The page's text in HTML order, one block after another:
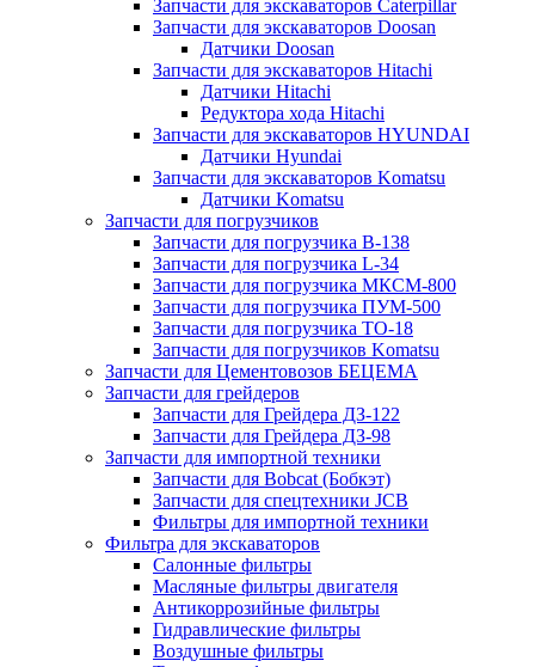
Запчасти для экскаваторов Caterpillar
Запчасти для экскаваторов Doosan
Датчики Doosan
Запчасти для экскаваторов Hitachi
Датчики Hitachi
Редуктора хода Hitachi
Запчасти для экскаваторов HYUNDAI
Датчики Hyundai
Запчасти для экскаваторов Komatsu
Датчики Komatsu
Запчасти для погрузчиков
Запчасти для погрузчика B-138
Запчасти для погрузчика L-34
Запчасти для погрузчика МКСМ-800
Запчасти для погрузчика ПУМ-500
Запчасти для погрузчика ТО-18
Запчасти для погрузчиков Komatsu
Запчасти для Цементовозов БЕЦЕМА
Запчасти для грейдеров
Запчасти для Грейдера ДЗ-122
Запчасти для Грейдера ДЗ-98
Запчасти для импортной техники
Запчасти для Bobcat (Бобкэт)
Запчасти для спецтехники JCB
Фильтры для импортной техники
Фильтра для экскаваторов
Салонные фильтры
Масляные фильтры двигателя
Антикоррозийные фильтры
Гидравлические фильтры
Воздушные фильтры